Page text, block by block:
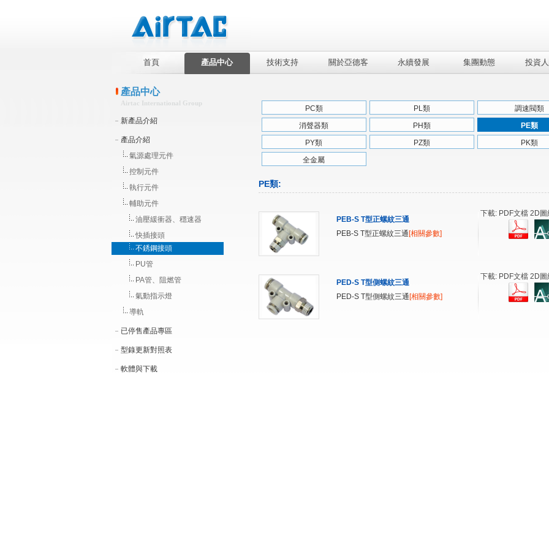
首頁 產品中心 技術支持 關於亞德客 永續發展 集團動態 投資
產品中心
Airtac International Group
新產品介紹
產品介紹
氣源處理元件
控制元件
執行元件
輔助元件
油壓緩衝器、穩速器
快插接頭
不銹鋼接頭
PU管
PA管、阻燃管
氣動指示燈
導軌
已停售產品專區
型錄更新對照表
軟體與下載
PC類 PL類
調速閥類
消聲器類
PH類
PE類
PY類
PZ類
PK類
全金屬
PE類:
PEB-S T型正螺紋三通
PEB-S T型正螺紋三通[相關參數]
下載: PDF文檔 2D圖
PED-S T型側螺紋三通
PED-S T型側螺紋三通[相關參數]
下載: PDF文檔 2D圖